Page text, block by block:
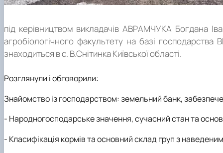
під керівництвом викладачів АВРАМЧУКА Богдана
агробіологічного факультету на базі
знаходиться в с. В.Снітинка Київської області.
Розглянули і обговорили:
Знайомство із господарством: земельний банк,
- Народногосподарське значення, сучасний стан та
- Класифікація кормів та основний склад груп з